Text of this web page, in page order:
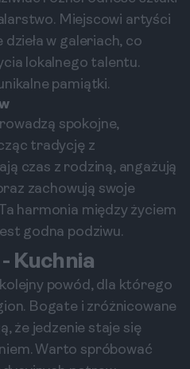
Miejscowi artyści
w galeriach, co
lokalnego talentu.
pamiątki.
spokojne,
tradycję z
czas z rodziną, angażują
zachowują swoje
harmonia między życiem
godna podziwu.
Kuchnia
powód, dla którego
Bogate i zróżnicowane
że jedzenie staje się
Warto spróbować